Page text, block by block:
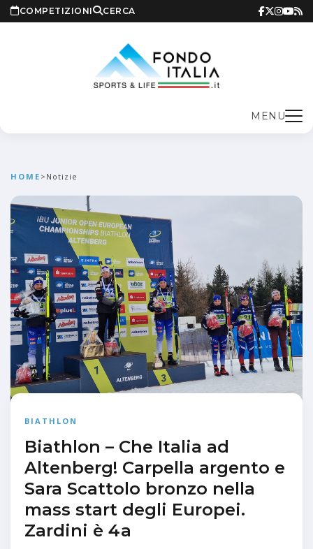
COMPETIZIONI CERCA
MENU
HOME > Notizie
BIATHLON
Biathlon – Che Italia ad
Altenberg! Carpella argento e
Sara Scattolo bronzo nella
mass start degli Europei.
Zardini è 4a